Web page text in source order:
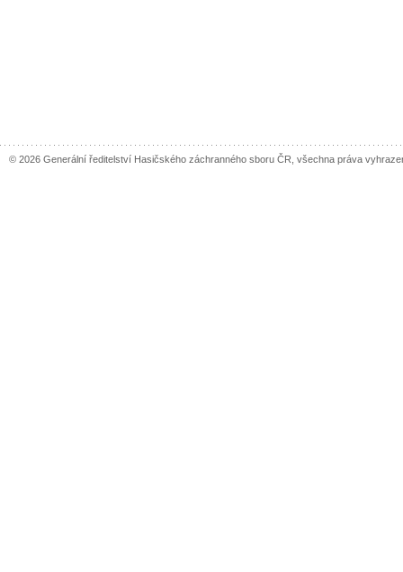
© 2026 Generální ředitelství Hasičského záchranného sboru ČR, všechna práva